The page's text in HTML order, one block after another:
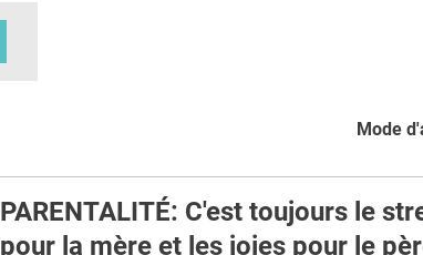
Mode
PARENTALITÉ: C'est toujours le
pour la mère et les joies pour le